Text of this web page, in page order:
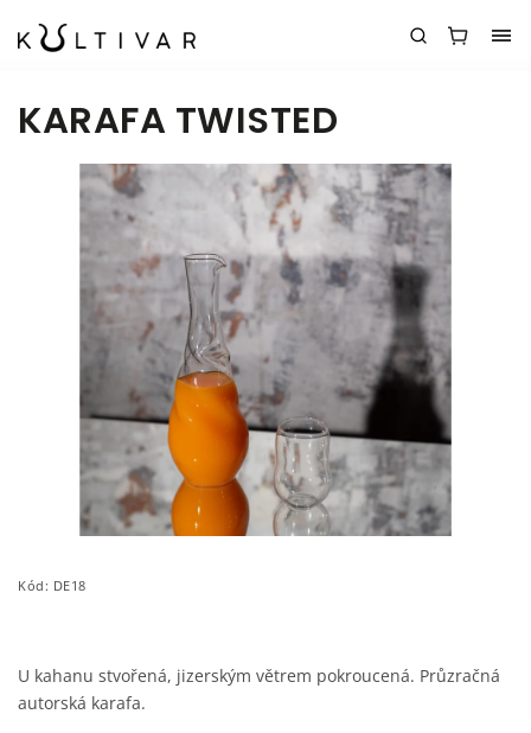
KARAFA TWISTED
Kód: DE18
U kahanu stvořená, jizerským větrem pokroucená. Průzračná
autorská karafa.